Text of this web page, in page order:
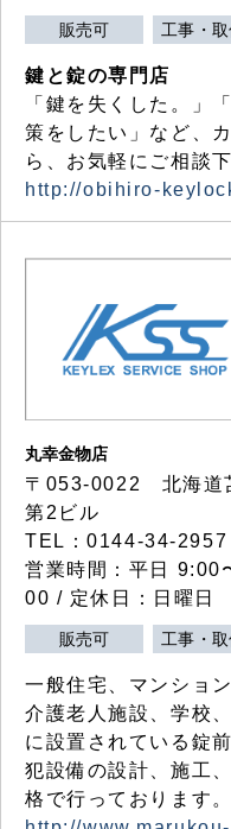
販売可 工事・
鍵と錠の専門店
「鍵を失くした。」
策をしたい」など、
ら、お気軽にご相談下
http://obihiro-
丸幸金物店
〒053-0022 北海道
第2ビル
TEL：0144-34-
営業時間：平日
00 / 定休日：日曜日
販売可 工事・
一般住宅、マンショ
介護老人施設、学校
に設置されている錠
犯設備の設計、施工
格で行っております。